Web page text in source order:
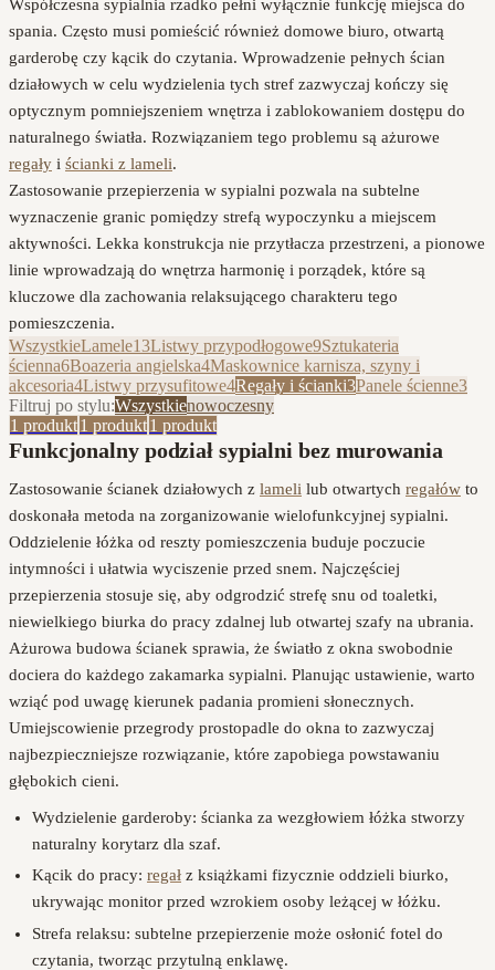
Współczesna sypialnia rzadko pełni wyłącznie funkcję miejsca do
spania. Często musi pomieścić również domowe biuro, otwartą
garderobę czy kącik do czytania. Wprowadzenie pełnych ścian
działowych w celu wydzielenia tych stref zazwyczaj kończy się
optycznym pomniejszeniem wnętrza i zablokowaniem dostępu do
naturalnego światła. Rozwiązaniem tego problemu są ażurowe
regały i ścianki z lameli.
Zastosowanie przepierzenia w sypialni pozwala na subtelne
wyznaczenie granic pomiędzy strefą wypoczynku a miejscem
aktywności. Lekka konstrukcja nie przytłacza przestrzeni, a pionowe
linie wprowadzają do wnętrza harmonię i porządek, które są
kluczowe dla zachowania relaksującego charakteru tego
pomieszczenia.
WszystkieLamele13Listwy przypodłogowe9Sztukateria
ścienna6Boazeria angielska4Maskownice karnisza, szyny i
akcesoria4Listwy przysufitowe4Regały i ścianki3Panele ścienne3
Filtruj po stylu:Wszystkienowoczesny
1 produkt1 produkt1 produkt
Funkcjonalny podział sypialni bez murowania
Zastosowanie ścianek działowych z lameli lub otwartych regałów to
doskonała metoda na zorganizowanie wielofunkcyjnej sypialni.
Oddzielenie łóżka od reszty pomieszczenia buduje poczucie
intymności i ułatwia wyciszenie przed snem. Najczęściej
przepierzenia stosuje się, aby odgrodzić strefę snu od toaletki,
niewielkiego biurka do pracy zdalnej lub otwartej szafy na ubrania.
Ażurowa budowa ścianek sprawia, że światło z okna swobodnie
dociera do każdego zakamarka sypialni. Planując ustawienie, warto
wziąć pod uwagę kierunek padania promieni słonecznych.
Umiejscowienie przegrody prostopadle do okna to zazwyczaj
najbezpieczniejsze rozwiązanie, które zapobiega powstawaniu
głębokich cieni.
Wydzielenie garderoby: ścianka za wezgłowiem łóżka stworzy
naturalny korytarz dla szaf.
Kącik do pracy: regał z książkami fizycznie oddzieli biurko,
ukrywając monitor przed wzrokiem osoby leżącej w łóżku.
Strefa relaksu: subtelne przepierzenie może osłonić fotel do
czytania, tworząc przytulną enklawę.